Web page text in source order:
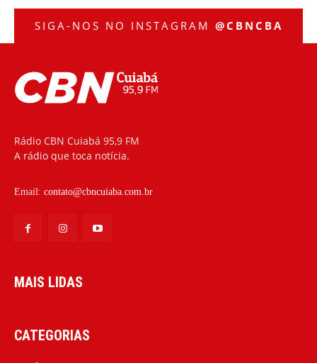
SIGA-NOS NO INSTAGRAM @CBNCBA
Rádio CBN Cuiabá 95,9 FM
A rádio que toca notícia.
Email: contato@cbncuiaba.com.br
MAIS LIDAS
CATEGORIAS